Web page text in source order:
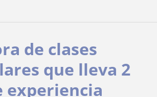
de clases
que lleva 2
experiencia